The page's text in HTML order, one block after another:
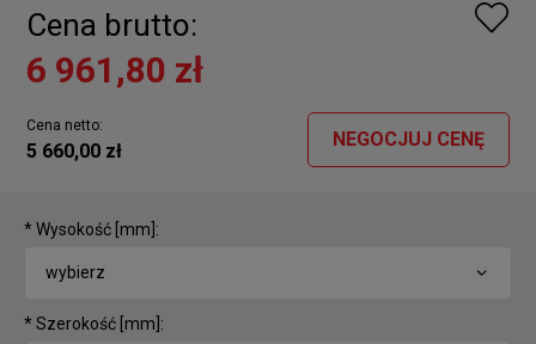
Cena brutto:
6 961,80 zł
Cena netto:
5 660,00 zł
NEGOCJUJ CENĘ
*Wysokość [mm]:
*Szerokość [mm]: